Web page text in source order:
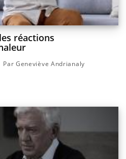
réactions
Par Geneviève Andrianaly